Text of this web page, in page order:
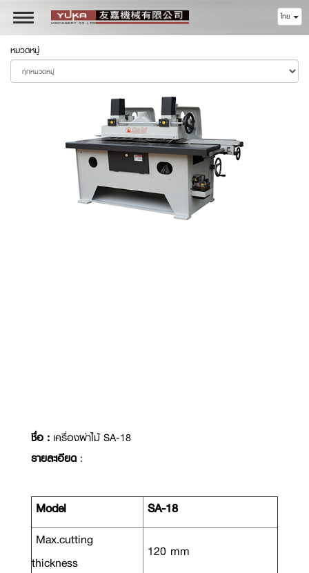
Toggle
navigation
ไทย
หมวดหมู่
ชื่อ : เครื่องผ่าไม้ SA-18
รายละเอียด :
Model
SA-18
Max.cutting
thickness
120 mm